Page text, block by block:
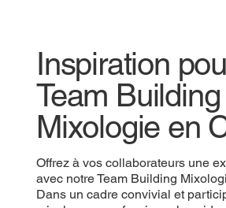
Inspiration
Team Building
Mixologie en
Offrez à vos collaborateurs une
avec notre Team Building
Dans un cadre convivial et